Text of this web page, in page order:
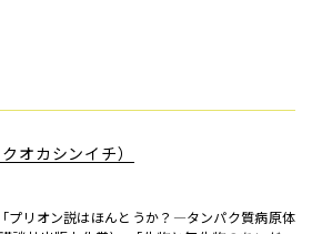
オカシンイチ）
プリオン説はほんとうか？―タンパク質病原体